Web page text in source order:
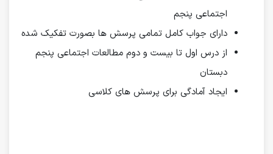
اجتماعی پنجم
دارای جواب کامل تمامی پرسش ها بصورت تفکیک شده
از درس اول تا بیست و دوم مطالعات اجتماعی پنجم
دبستان
ایجاد آمادگی برای پرسش های کلاسی